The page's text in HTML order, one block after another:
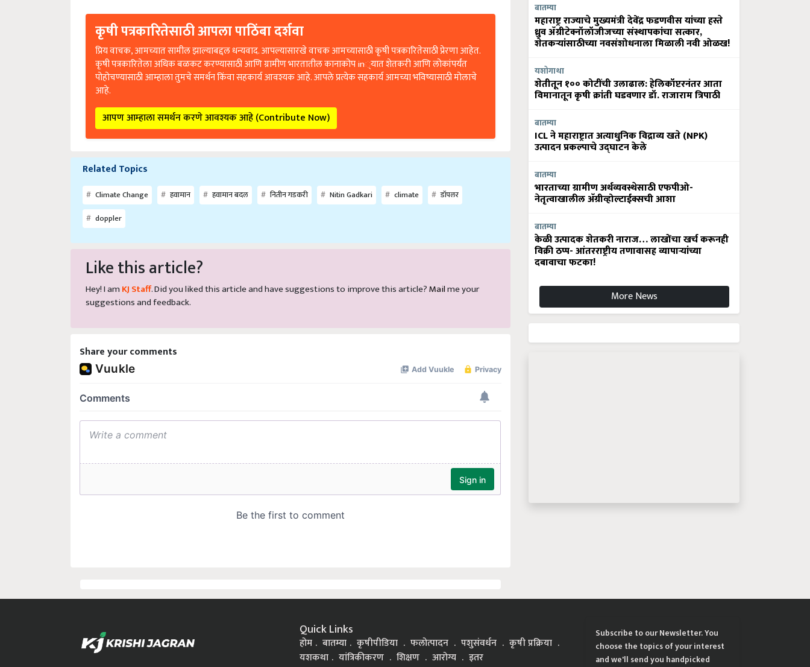
कृषी पत्रकारितेसाठी आपला पाठिंबा दर्शवा
प्रिय वाचक, आमच्यात सामील झाल्याबद्दल धन्यवाद. आपल्यासारखे वाचक आमच्यासाठी कृषी पत्रकारितेसाठी प्रेरणा आहेत.
कृषी पत्रकारितेला अधिक बळकट करण्यासाठी आणि ग्रामीण भारतातील कानाकोप in्यात शेतकरी आणि लोकांपर्यंत
पोहोचण्यासाठी आम्हाला तुमचे समर्थन किंवा सहकार्य आवश्यक आहे. आपले प्रत्येक सहकार्य आमच्या भविष्यासाठी मोलाचे
आहे.
आपण आम्हाला समर्थन करणे आवश्यक आहे (Contribute Now)
Related Topics
Climate Change हवामान हवामान बदल नितीन गडकरी Nitin Gadkari climate
डॉपलर
doppler
Like this article?
Hey! I am KJ Staff. Did you liked this article and have suggestions to improve this article?Mailme your
suggestions and feedback.
Share your comments
बातम्या
महाराष्ट्र राज्याचे मुख्यमंत्री देवेंद्र फडणवीस यांच्या हस्ते
ध्रुव ॲग्रीटेक्नॉलॉजीजच्या संस्थापकांचा सत्कार,
शेतकऱ्यांसाठीच्या नवसंशोधनाला मिळाली नवी ओळख!
यशोगाथा
शेतीतून १०० कोटींची उलाढाल: हेलिकॉप्टरनंतर आता
विमानातून कृषी क्रांती घडवणार डॉ. राजाराम त्रिपाठी
बातम्या
ICL ने महाराष्ट्रात अत्याधुनिक विद्राव्य खते (NPK)
उत्पादन प्रकल्पाचे उद्घाटन केले
बातम्या
भारताच्या ग्रामीण अर्थव्यवस्थेसाठी एफपीओ-
नेतृत्वाखालील अ‍ॅग्रीव्होल्टाईक्सची आशा
बातम्या
केळी उत्पादक शेतकरी नाराज… लाखोंचा खर्च करूनही
विक्री ठप्प- आंतरराष्ट्रीय तणावासह व्यापाऱ्यांच्या
दबावाचा फटका!
More News
Quick Links
होम बातम्या कृषीपीडिया फलोत्पादन पशुसंवर्धन
कृषी प्रक्रिया
यशकथा
यांत्रिकीकरण शिक्षण आरोग्य इतर
Subscribe to our Newsletter. You
choose the topics of your interest
and we'll send you handpicked